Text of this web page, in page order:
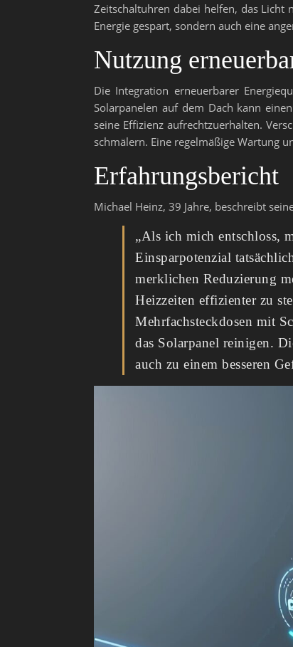
Zeitschaltuhren dabei helfen, das Licht
Energie gespart, sondern auch eine
Nutzung
Die Integration erneuerbarer
Solarpanelen auf dem Dach kann
seine Effizienz aufrechtzuerhalten.
schmälern. Eine regelmäßige Wartung
Erfahrungsbericht
Michael Heinz, 39 Jahre, beschreibt
„Als ich mich entschloss,
Einsparpotenzial
merklichen Reduzierung
Heizzeiten effizienter zu
Mehrfachsteckdosen mit
das Solarpanel reinigen.
auch zu einem besseren